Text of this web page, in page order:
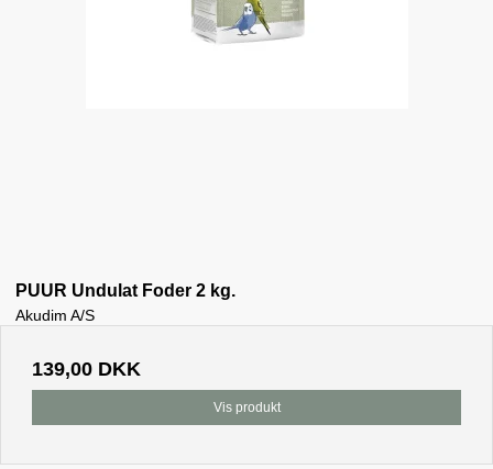
PUUR Undulat Foder 2 kg.
Akudim A/S
139,00 DKK
Vis produkt